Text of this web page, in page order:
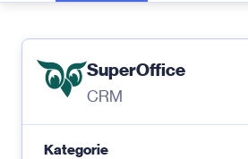
SuperOffice
CRM
Kategorie